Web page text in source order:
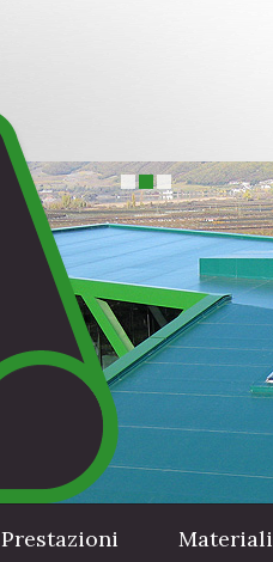
Prestazioni Materiali